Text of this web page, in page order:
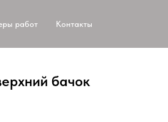
работ Контакты
бачок